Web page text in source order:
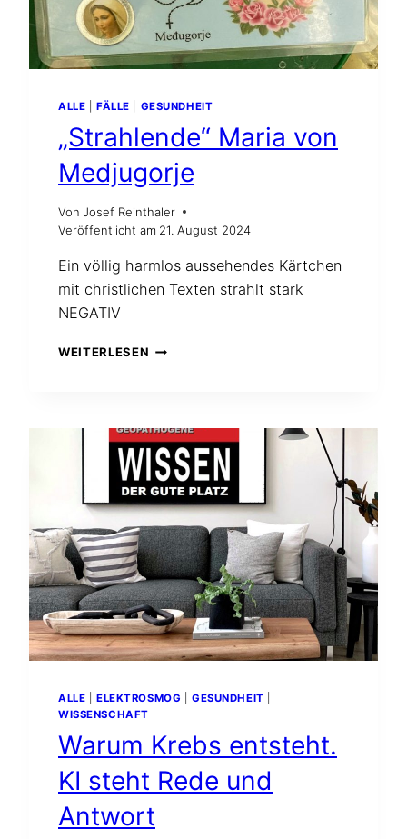
ALLE FÄLLE GESUNDHEIT
„Strahlende“ Maria von
Medjugorje
Von Josef Reinthaler
Veröffentlicht am 21. August 2024
Ein völlig harmlos aussehendes Kärtchen
mit christlichen Texten strahlt stark
NEGATIV
WEITERLESEN „STRAHLENDE“
ALLE ELEKTROSMOG GESUNDHEIT
WISSENSCHAFT
Warum Krebs entsteht.
KI steht Rede und
Antwort